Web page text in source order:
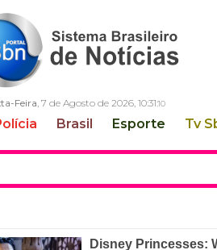
Feira, 7 de Agosto de 2026, 10:31:11
Brasil Esporte Tv